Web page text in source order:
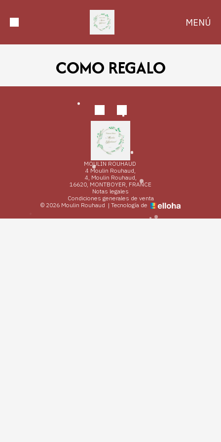
MENÚ
COMO REGALO
MOULIN ROUHAUD
4 Moulin Rouhaud,
4, Moulin Rouhaud,
16620, MONTBOYER, FRANCE
Notas legales
Condiciones generales de venta
© 2026 Moulin Rouhaud | Tecnología de